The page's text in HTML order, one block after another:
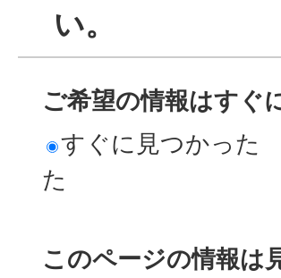
い。
ご希望の情報はすぐ
すぐに見つかった
た
このページの情報は